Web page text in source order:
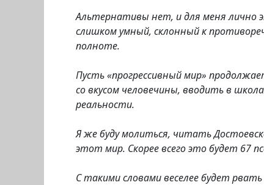
Альтернативы нет, и для меня лично
слишком умный, склонный к
полноте.
Пусть «прогрессивный мир»
со вкусом человечины, вводить в
реальности.
Я же буду молиться, читать
этот мир. Скорее всего это будет 67
С такими словами веселее будет